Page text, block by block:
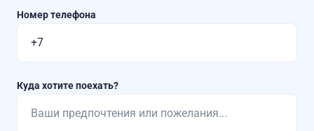
Номер телефона
Куда хотите поехать?